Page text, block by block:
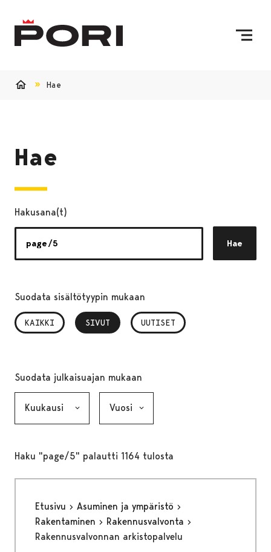
Hae
Hae
Hakusana(t)
Hae
Suodata sisältötyypin mukaan
KAIKKI SIVUT
, VALITTU UUTISET
Suodata julkaisuajan mukaan
Haku "page/5" palautti 1164 tulosta
Etusivu
Asuminen ja ympäristö
Rakentaminen
Rakennusvalvonta
Rakennusvalvonnan arkistopalvelu